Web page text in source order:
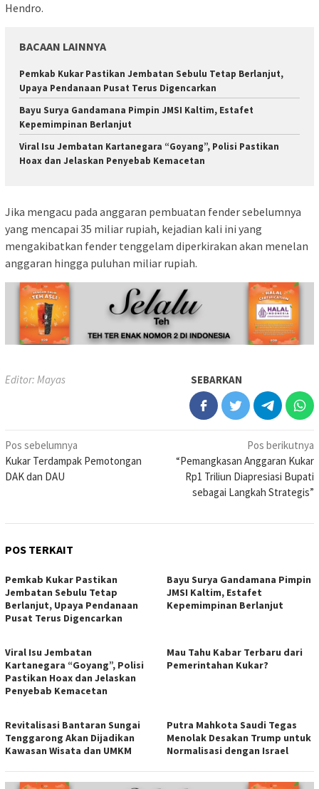
Hendro.
BACAAN LAINNYA
Pemkab Kukar Pastikan Jembatan Sebulu Tetap Berlanjut,
Upaya Pendanaan Pusat Terus Digencarkan
Bayu Surya Gandamana Pimpin JMSI Kaltim, Estafet
Kepemimpinan Berlanjut
Viral Isu Jembatan Kartanegara “Goyang”, Polisi Pastikan
Hoax dan Jelaskan Penyebab Kemacetan
Jika mengacu pada anggaran pembuatan fender sebelumnya
yang mencapai 35 miliar rupiah, kejadian kali ini yang
mengakibatkan fender tenggelam diperkirakan akan menelan
anggaran hingga puluhan miliar rupiah.
Editor: Mayas SEBARKAN
Navigasi
pos
Pos sebelumnya
Kukar Terdampak Pemotongan
DAK dan DAU
Pos berikutnya
“Pemangkasan Anggaran Kukar
Rp1 Triliun Diapresiasi Bupati
sebagai Langkah Strategis”
POS TERKAIT
Pemkab Kukar Pastikan
Jembatan Sebulu Tetap
Berlanjut, Upaya Pendanaan
Pusat Terus Digencarkan
Bayu Surya Gandamana Pimpin
JMSI Kaltim, Estafet
Kepemimpinan Berlanjut
Viral Isu Jembatan
Kartanegara “Goyang”, Polisi
Pastikan Hoax dan Jelaskan
Penyebab Kemacetan
Mau Tahu Kabar Terbaru dari
Pemerintahan Kukar?
Revitalisasi Bantaran Sungai
Tenggarong Akan Dijadikan
Kawasan Wisata dan UMKM
Putra Mahkota Saudi Tegas
Menolak Desakan Trump untuk
Normalisasi dengan Israel